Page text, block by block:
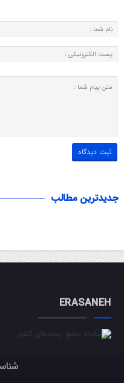
جدیدترین مطالب
ERASANEH